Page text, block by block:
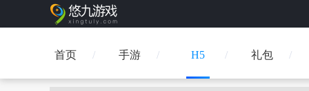
首页 手游 H5 礼包